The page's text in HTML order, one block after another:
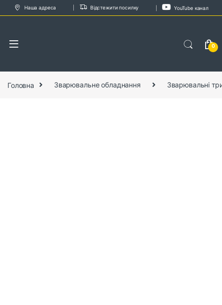
Skip to navigation
Skip to content
Наша адреса Відстежити посилку YouTube канал
0
Головна Зварювальне обладнання Зварювальні